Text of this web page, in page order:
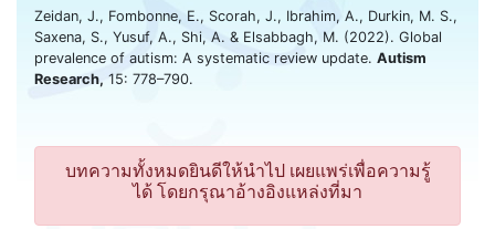
Zeidan, J., Fombonne, E., Scorah, J., Ibrahim, A., Durkin, M. S.,
Saxena, S., Yusuf, A., Shi, A. & Elsabbagh, M. (2022). Global
prevalence of autism: A systematic review update. Autism
Research, 15: 778–790.
บทความทั้งหมดยินดีให้นำไป เผยแพร่เพื่อความรู้
ได้ โดยกรุณาอ้างอิงแหล่งที่มา